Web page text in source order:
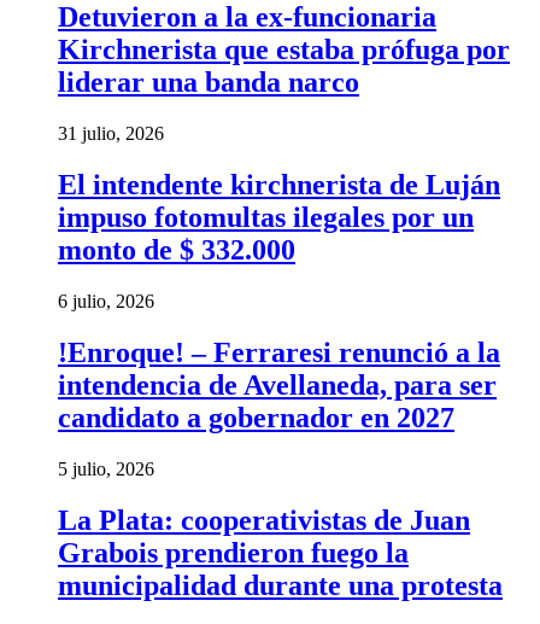
Detuvieron a la ex-funcionaria
Kirchnerista que estaba prófuga por
liderar una banda narco
31 julio, 2026
El intendente kirchnerista de Luján
impuso fotomultas ilegales por un
monto de $ 332.000
6 julio, 2026
!Enroque! – Ferraresi renunció a la
intendencia de Avellaneda, para ser
candidato a gobernador en 2027
5 julio, 2026
La Plata: cooperativistas de Juan
Grabois prendieron fuego la
municipalidad durante una protesta